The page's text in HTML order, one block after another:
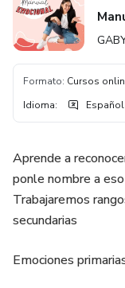
Formato: Cursos
Idioma: Español
Aprende a
ponle nombre a
Trabajaremos
secundarias
Emociones